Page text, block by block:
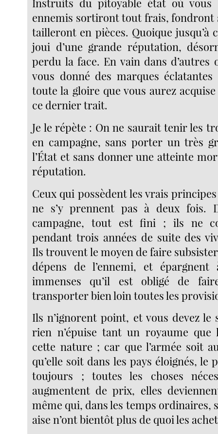
Instruits du pitoyable état où vous
ennemis sortiront tout frais, fondront
tailleront en pièces. Quoique jusqu’à
joui d’une grande réputation,
perdu la face. En vain dans d’autres
vous donné des marques
toute la gloire que vous aurez
ce dernier trait.
Je le répète : On ne saurait tenir les
en campagne, sans porter un très
l’État et sans donner une atteinte
réputation.
Ceux qui possèdent les vrais
ne s’y prennent pas à deux fois.
campagne, tout est fini ; ils ne
pendant trois années de suite des
Ils trouvent le moyen de faire
dépens de l’ennemi, et
immenses qu’il est obligé de
transporter bien loin toutes les
Ils n’ignorent point, et vous devez le
rien n’épuise tant un royaume que
cette nature ; car que l’armée soit
qu’elle soit dans les pays éloignés, le
toujours ; toutes les choses
augmentent de prix, elles
même qui, dans les temps ordinaires,
aise n’ont bientôt plus de quoi les